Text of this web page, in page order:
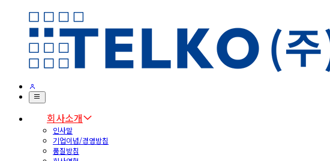
회사소개
인사말
기업이념/경영방침
품질방침